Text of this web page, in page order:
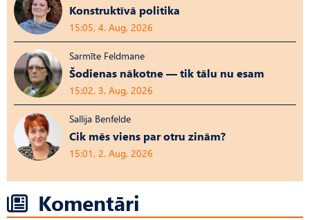
Konstruktīvā politika
15:05, 4. Aug, 2026
Sarmīte Feldmane
Šodienas nākotne — tik tālu nu esam
15:02, 3. Aug, 2026
Sallija Benfelde
Cik mēs viens par otru zinām?
15:01, 2. Aug, 2026
Komentāri